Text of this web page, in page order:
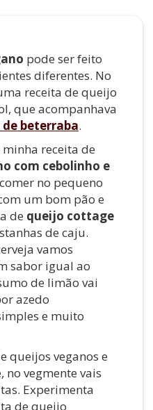
pode ser feito
diferentes. No
receita de queijo
que acompanhava
beterraba.
receita de
com cebolinho e
no pequeno
um bom pão e
de queijo cottage
de caju.
vamos
sabor igual ao
de limão vai
azedo
e muito
queijos veganos e
no vegmente vais
Experimenta
de queijo